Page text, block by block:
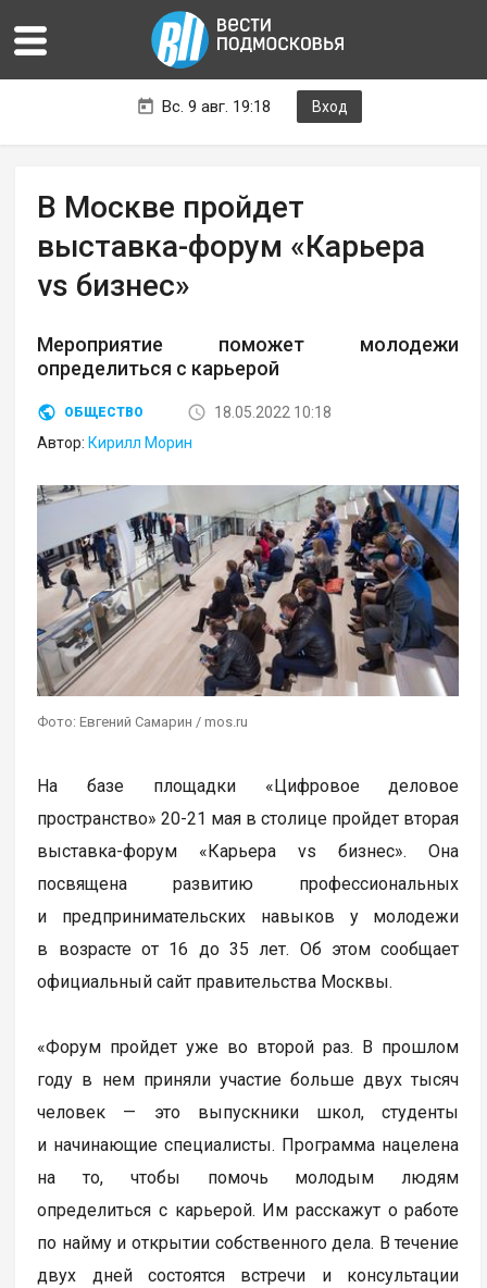
Вс. 9 авг. 19:18 Вход
В Москве пройдет
выставка-форум «Карьера
vs бизнес»
Мероприятие поможет молодежи
определиться с карьерой
ОБЩЕСТВО
18.05.2022 10:18
Автор: Кирилл Морин
Фото: Евгений Самарин / mos.ru
На базе площадки «Цифровое деловое
пространство» 20-21 мая в столице пройдет вторая
выставка-форум «Карьера vs бизнес». Она
посвящена развитию профессиональных
и предпринимательских навыков у молодежи
в возрасте от 16 до 35 лет. Об этом сообщает
официальный сайт правительства Москвы.
«Форум пройдет уже во второй раз. В прошлом
году в нем приняли участие больше двух тысяч
человек — это выпускники школ, студенты
и начинающие специалисты. Программа нацелена
на то, чтобы помочь молодым людям
определиться с карьерой. Им расскажут о работе
по найму и открытии собственного дела. В течение
двух дней состоятся встречи и консультации